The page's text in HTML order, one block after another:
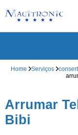
Home Serviços
Arrumar
Bibi